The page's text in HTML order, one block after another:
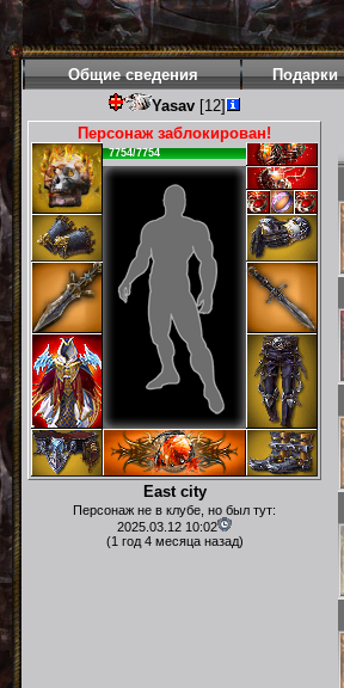
Общие сведения Подарки
Yasav [12]
Персонаж заблокирован!
7754/7754
East city
Персонаж не в клубе, но был тут:
2025.03.12 10:02
(1 год 4 месяца назад)